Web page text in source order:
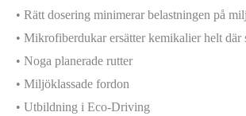
• Rätt dosering minimerar belastningen på
• Mikrofiberdukar ersätter kemikalier helt där
• Noga planerade rutter
• Miljöklassade fordon
• Utbildning i Eco-Driving